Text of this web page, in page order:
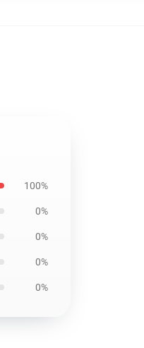
100%
0%
0%
0%
0%